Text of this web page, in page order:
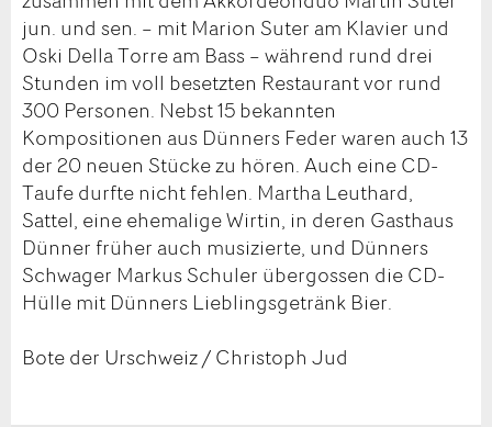
jun. und sen. – mit Marion Suter am Klavier und
Oski Della Torre am Bass – während rund drei
Stunden im voll besetzten Restaurant vor rund
300 Personen. Nebst 15 bekannten
Kompositionen aus Dünners Feder waren auch 13
der 20 neuen Stücke zu hören. Auch eine CD-
Taufe durfte nicht fehlen. Martha Leuthard,
Sattel, eine ehemalige Wirtin, in deren Gasthaus
Dünner früher auch musizierte, und Dünners
Schwager Markus Schuler übergossen die CD-
Hülle mit Dünners Lieblingsgetränk Bier.
Bote der Urschweiz / Christoph Jud